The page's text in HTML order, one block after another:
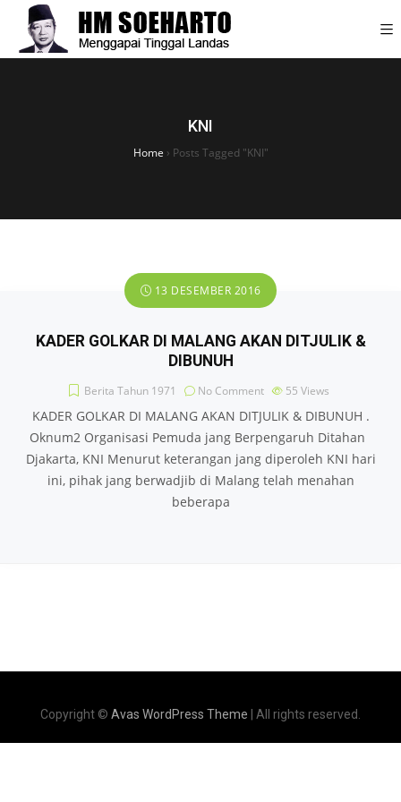
KNI
Home › Posts Tagged "KNI"
13 DESEMBER 2016
KADER GOLKAR DI MALANG AKAN DITJULIK &
DIBUNUH
Berita Tahun 1971 No Comment 55 Views
KADER GOLKAR DI MALANG AKAN DITJULIK & DIBUNUH .
Oknum2 Organisasi Pemuda jang Berpengaruh Ditahan
Djakarta, KNI Menurut keterangan jang diperoleh KNI hari
ini, pihak jang berwadjib di Malang telah menahan
beberapa
Copyright © Avas WordPress Theme | All rights reserved.